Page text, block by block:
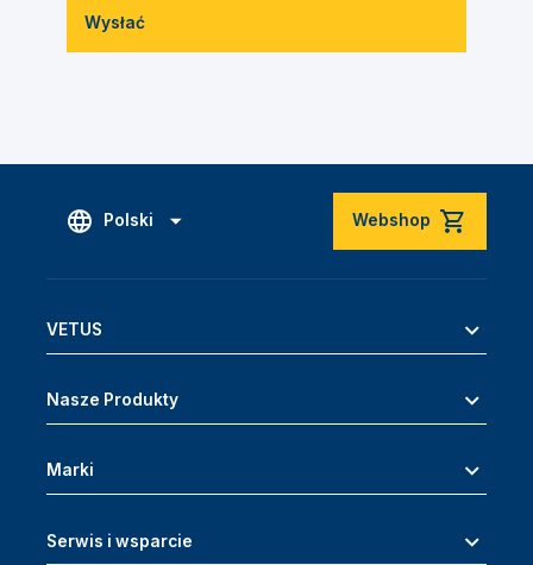
Wysłać
Polski Webshop
VETUS
Nasze Produkty
Marki
Serwis i wsparcie